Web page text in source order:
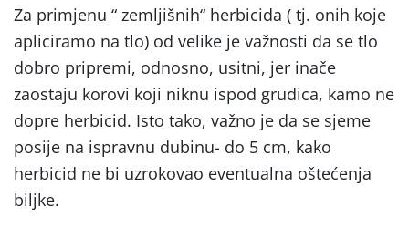
Za primjenu “ zemljišnih“ herbicida ( tj. onih koje
apliciramo na tlo) od velike je važnosti da se tlo
dobro pripremi, odnosno, usitni, jer inače
zaostaju korovi koji niknu ispod grudica, kamo ne
dopre herbicid. Isto tako, važno je da se sjeme
posije na ispravnu dubinu- do 5 cm, kako
herbicid ne bi uzrokovao eventualna oštećenja
biljke.